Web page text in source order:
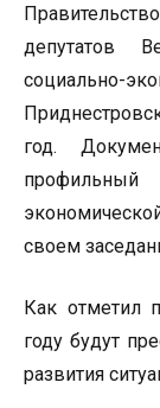
депутатов
год.
своем
Как отметил
году будут
развития